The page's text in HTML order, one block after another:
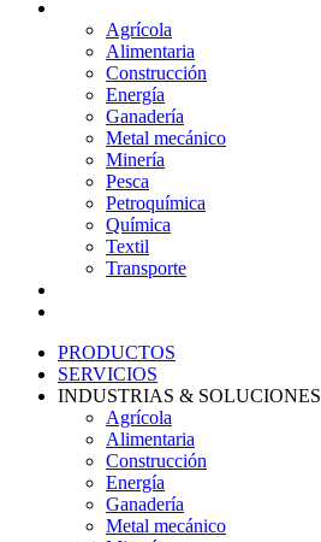
Agrícola
Alimentaria
Construcción
Energía
Ganadería
Metal mecánico
Minería
Pesca
Petroquímica
Química
Textil
Transporte
PRODUCTOS
SERVICIOS
INDUSTRIAS & SOLUCIONES
Agrícola
Alimentaria
Construcción
Energía
Ganadería
Metal mecánico